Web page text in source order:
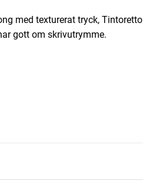
med texturerat tryck, Tintoretto
gott om skrivutrymme.